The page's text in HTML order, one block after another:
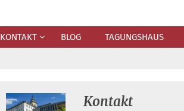
KONTAKT BLOG TAGUNGSHAUS
Kontakt